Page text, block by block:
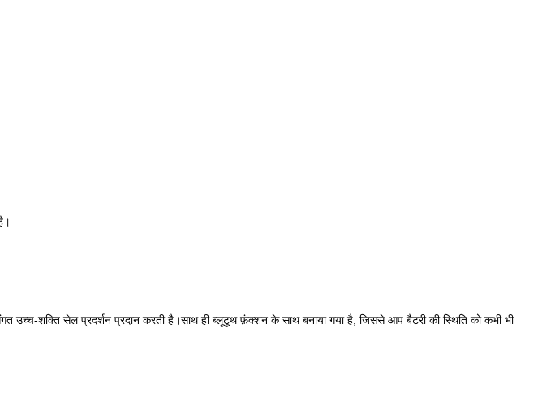
शक्ति सेल प्रदर्शन प्रदान करती है।साथ ही ब्लूटूथ फ़ंक्शन के साथ बनाया गया है, जिससे आप बैटरी की स्थिति को कभी भी